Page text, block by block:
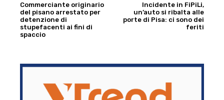
Commerciante originario
del pisano arrestato per
detenzione di
stupefacenti ai fini di
spaccio
Incidente in FiPiLi,
un’auto si ribalta alle
porte di Pisa: ci sono dei
feriti